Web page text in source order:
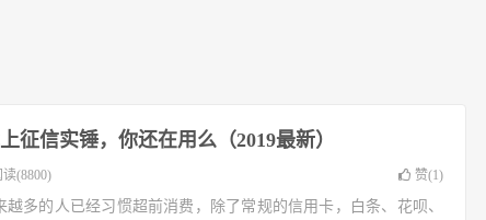
征信实锤，你还在用么（2019最新）
读(8800) 赞(1)
多的人已经习惯超前消费，除了常规的信用卡，白条、花呗、